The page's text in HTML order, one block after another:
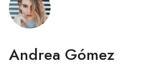
Andrea Gómez